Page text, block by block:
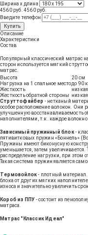
Ширина х длина
4560 руб. 4560 руб.
Введите телефон
Купить
Описание
Характеристики
Состав
Популярный классический матрас
сторон используется мягкий
матрас.
Высота
20 см
Нагрузка на 1 спальное местодо 90
Жесткость
низкая
Жесткость обратной стороны
низкая
Струттофайбер - нетканый
особое расположение волокон. Они
улучшенную восстанавливаемость
наполнителями, т.к. каждое
Зависимый пружинный блок-
пятивитковых пружин «Боннель»
Пружины имеют биконусную
уменьшается, затем
распределение нагрузки, при этом
Такая система пружин является
Термовойлок- плотный
блока от других мягких
износа и значительно увеличить
Короб из ППУ - состоит из
матраса.
Матрас "Классик Идеал"